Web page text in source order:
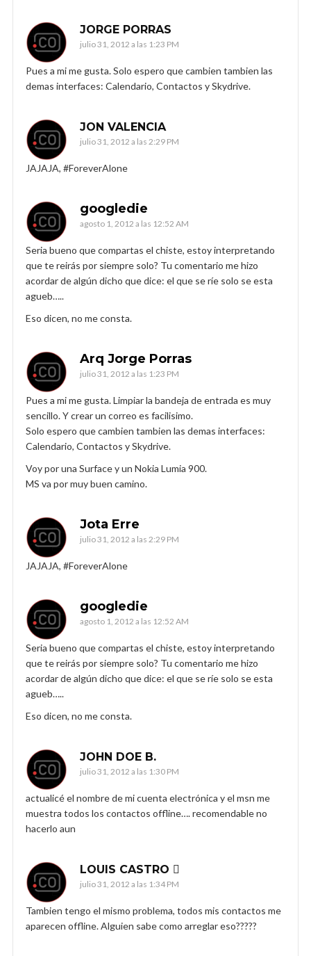
JORGE PORRAS
julio 31, 2012 a las 1:23 PM
Pues a mi me gusta. Solo espero que cambien tambien las
demas interfaces: Calendario, Contactos y Skydrive.
JON VALENCIA
julio 31, 2012 a las 2:29 PM
JAJAJA, #ForeverAlone
googledie
agosto 1, 2012 a las 12:52 AM
Seria bueno que compartas el chiste, estoy interpretando
que te reirás por siempre solo? Tu comentario me hizo
acordar de algún dicho que dice: el que se ríe solo se esta
agueb…..
Eso dicen, no me consta.
Arq Jorge Porras
julio 31, 2012 a las 1:23 PM
Pues a mi me gusta. Limpiar la bandeja de entrada es muy
sencillo. Y crear un correo es facilisimo.
Solo espero que cambien tambien las demas interfaces:
Calendario, Contactos y Skydrive.
Voy por una Surface y un Nokia Lumia 900.
MS va por muy buen camino.
Jota Erre
julio 31, 2012 a las 2:29 PM
JAJAJA, #ForeverAlone
googledie
agosto 1, 2012 a las 12:52 AM
Seria bueno que compartas el chiste, estoy interpretando
que te reirás por siempre solo? Tu comentario me hizo
acordar de algún dicho que dice: el que se ríe solo se esta
agueb…..
Eso dicen, no me consta.
JOHN DOE B.
julio 31, 2012 a las 1:30 PM
actualicé el nombre de mi cuenta electrónica y el msn me
muestra todos los contactos offline…. recomendable no
hacerlo aun
LOUIS CASTRO 
julio 31, 2012 a las 1:34 PM
Tambien tengo el mismo problema, todos mis contactos me
aparecen offline. Alguien sabe como arreglar eso?????